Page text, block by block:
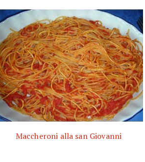
Maccheroni alla san Giovanni